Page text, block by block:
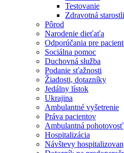
Testovanie
Zdravotná
Pôrod
Narodenie dieťaťa
Odporúčania pre
Sociálna pomoc
Duchovná služba
Podanie sťažnosti
Žiadosti, dotazníky
Jedálny lístok
Ukrajina
Ambulantné vyšetrenie
Práva pacientov
Ambulantná pohotovosť
Hospitalizácia
Návštevy